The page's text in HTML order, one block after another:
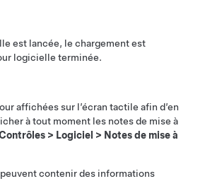
est lancée, le chargement est
logicielle terminée.
affichées sur l’écran tactile afin d’en
à tout moment les notes de mise à
> Logiciel > Notes de mise à
contenir des informations